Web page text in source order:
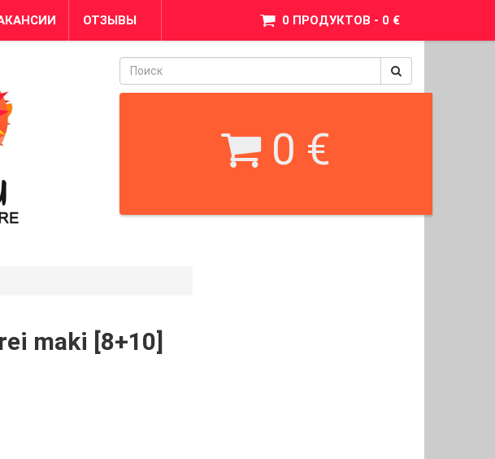
0 ПРОДУКТОВ - 0 €
ОТЗЫВЫ
0 €
maki [8+10]